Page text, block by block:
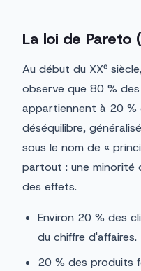
La loi de Pareto
Au début du XXᵉ
observe que 80 %
appartiennent à 20 %
déséquilibre,
sous le nom de «
partout : une minorité
des effets.
Environ 20 % des
du chiffre d'affaires.
20 % des produits